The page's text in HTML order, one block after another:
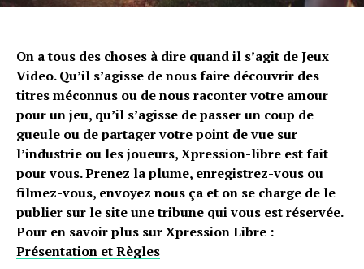
On a tous des choses à dire quand il s’agit de Jeux
Video. Qu’il s’agisse de nous faire découvrir des
titres méconnus ou de nous raconter votre amour
pour un jeu, qu’il s’agisse de passer un coup de
gueule ou de partager votre point de vue sur
l’industrie ou les joueurs, Xpression-libre est fait
pour vous. Prenez la plume, enregistrez-vous ou
filmez-vous, envoyez nous ça et on se charge de le
publier sur le site une tribune qui vous est réservée.
Pour en savoir plus sur Xpression Libre :
Présentation et Règles